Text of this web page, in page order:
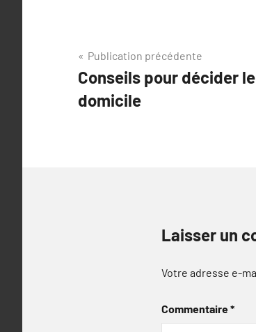
Navigation
de
l’article
Publication précédente
Conseils pour décider
domicile
Laisser un
Votre adresse e-
Commentaire*